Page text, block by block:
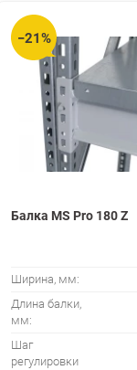
−21%
Балка MS Pro 180 Z
Ширина, мм:
Длина балки,
мм:
Шаг
регулировки